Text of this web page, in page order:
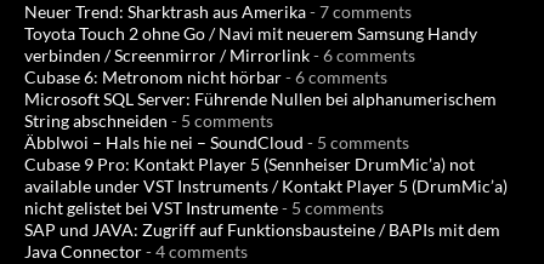
Neuer Trend: Sharktrash aus Amerika- 7 comments
Toyota Touch 2 ohne Go / Navi mit neuerem Samsung Handy
verbinden / Screenmirror / Mirrorlink- 6 comments
Cubase 6: Metronom nicht hörbar- 6 comments
Microsoft SQL Server: Führende Nullen bei alphanumerischem
String abschneiden - 5 comments
Äbblwoi – Hals hie nei – SoundCloud - 5 comments
Cubase 9 Pro: Kontakt Player 5 (Sennheiser DrumMic’a) not
available under VST Instruments / Kontakt Player 5 (DrumMic’a)
nicht gelistet bei VST Instrumente- 5 comments
SAP und JAVA: Zugriff auf Funktionsbausteine / BAPIs mit dem
Java Connector- 4 comments